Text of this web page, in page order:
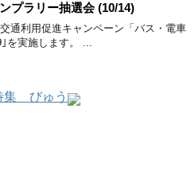
プラリー抽選会 (10/14)
通利用促進キャンペーン「バス・電車
を実施します。 ...